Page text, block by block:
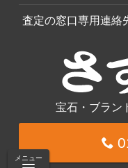
メニュー
査定の窓口専用連絡
宝石・ブラン